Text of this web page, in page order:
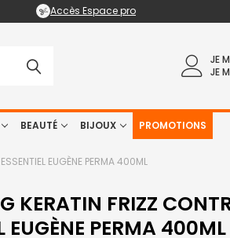
Accès Espace pro
JE
JE
BEAUTÉ BIJOUX PROMOTIONS
EUGÈNE PERMA 400ML
KERATIN FRIZZ
EUGÈNE PERMA 400ML